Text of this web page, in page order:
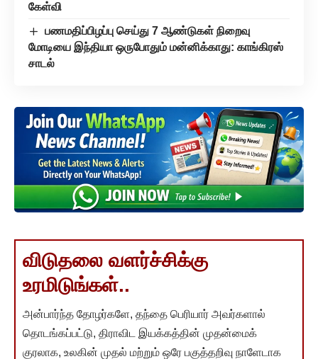
கேள்வி
பணமதிப்பிழப்பு செய்து 7 ஆண்டுகள் நிறைவு
மோடியை இந்தியா ஒருபோதும் மன்னிக்காது: காங்கிரஸ்
சாடல்
விடுதலை வளர்ச்சிக்கு
உரமிடுங்கள்..
அன்பார்ந்த தோழர்களே, தந்தை பெரியார் அவர்களால்
தொடங்கப்பட்டு, திராவிட இயக்கத்தின் முதன்மைக்
குரலாக, உலகின் முதல் மற்றும் ஒரே பகுத்தறிவு நாளேடாக